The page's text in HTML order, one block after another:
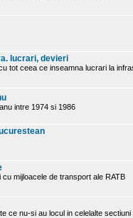
lucrari, devieri
tot ceea ce inseamna lucrari la
intre 1974 si 1986
mijloacele de transport ale RATB
ce nu-si au locul in celelalte